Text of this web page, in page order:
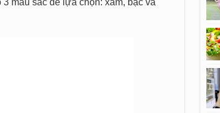
màu sắc để lựa chọn: xám, bạc và